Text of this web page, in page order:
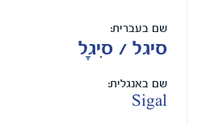
שם בעברית:
סיגל / סִיגָל
שם באנגלית:
Sigal